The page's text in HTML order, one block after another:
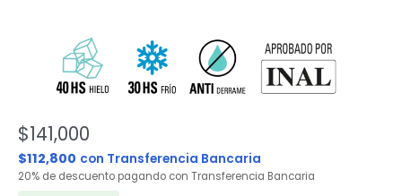
$141,000
$112,800 con Transferencia Bancaria
20% de descuento pagando con Transferencia Bancaria